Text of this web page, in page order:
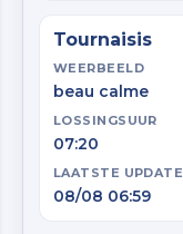
Tournaisis
WEERBEELD
beau calme
LOSSINGSUUR
07:20
LAATSTE UPDATE
08/08 06:59